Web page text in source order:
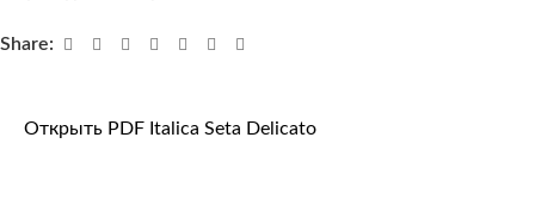
Share:
Открыть PDF Italica Seta Delicato